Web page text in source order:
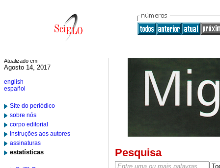
Atualizado em
Agosto 14, 2017
english
español
Site do periódico
sobre nós
corpo editorial
instruções aos autores
assinaturas
estatísticas Pesquisa